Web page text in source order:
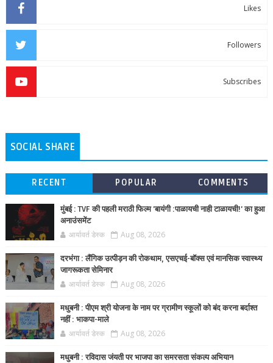
Likes
Followers
Subscribes
SOCIAL SHARE
RECENT POPULAR COMMENTS
मुंबई : TVF की पहली मराठी फिल्म 'बायंगी :पाळायची नाही टाळायची!' का हुआ
अनाउंसमेंट
आर्यावर्त डेस्क Aug 08, 2026
दरभंगा : लैंगिक उत्पीड़न की रोकथाम, एसएचई-बॉक्स एवं मानसिक स्वास्थ्य
जागरूकता सेमिनार
आर्यावर्त डेस्क Aug 08, 2026
मधुबनी : पीएम श्री योजना के नाम पर ग्रामीण स्कूलों को बंद करना बर्दाश्त
नहीं : भाकपा-माले
आर्यावर्त डेस्क Aug 08, 2026
मधुबनी : रविदास जंयती पर भाजपा का समरसता संकल्प अभियान